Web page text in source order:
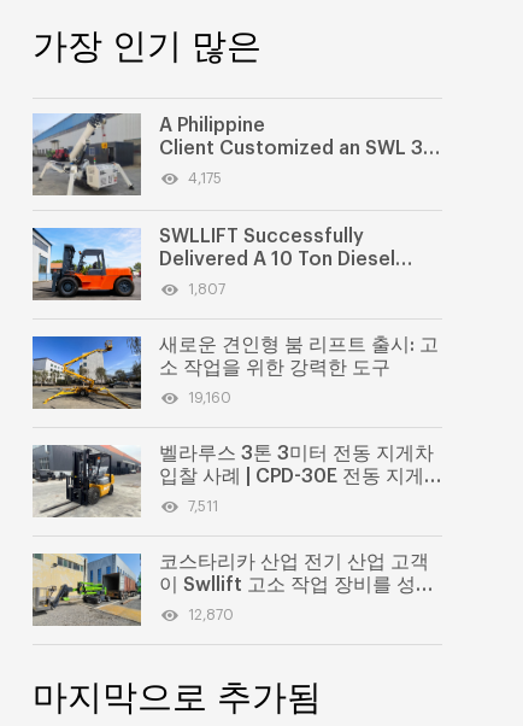
가장 인기 많은
A Philippine
Client Customized an SWL 3-
ton Spider Crane for Heavy
4,175
SWLLIFT Successfully
Delivered A 10 Ton Diesel
Forklift to Jordan
1,807
새로운 견인형 붐 리프트 출시: 고
소 작업을 위한 강력한 도구
19,160
벨라루스 3톤 3미터 전동 지게차
입찰 사례 | CPD-30E 전동 지게
차 성공적인 납품
7,511
코스타리카 산업 전기 산업 고객
이 Swllift 고소 작업 장비를 성공
적으로 구매했습니다.
12,870
마지막으로 추가됨